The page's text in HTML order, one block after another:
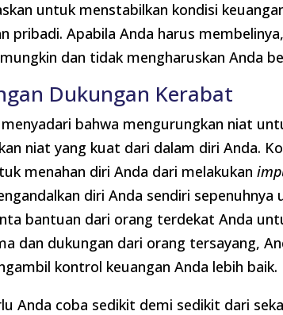
untuk menstabilkan kondisi
pribadi. Apabila Anda harus
dan tidak mengharuskan Anda
Dukungan Kerabat
bahwa mengurungkan niat
niat yang kuat dari dalam diri Anda.
menahan diri Anda dari melakukan
diri Anda sendiri sepenuhnya
bantuan dari orang terdekat Anda
dan dukungan dari orang tersayang,
kontrol keuangan Anda lebih baik.
Anda coba sedikit demi sedikit dari